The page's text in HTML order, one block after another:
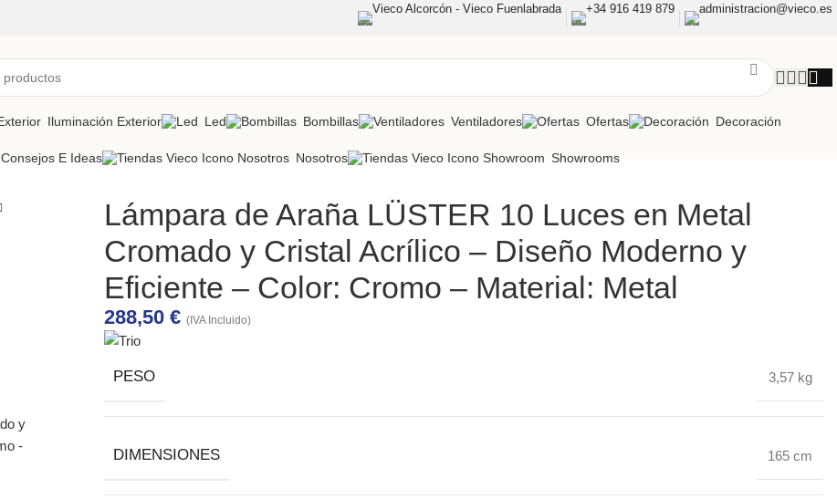
Vieco Alcorcón - Vieco Fuenlabrada +34 916 419 879 administracion@vieco.es
Iluminación Exterior Led Bombillas Ventiladores Ofertas Decoración
Consejos E Ideas Nosotros Showrooms
Lámpara de Araña LÜSTER 10 Luces en Metal
Cromado y Cristal Acrílico – Diseño Moderno y
Eficiente – Color: Cromo – Material: Metal
288,50 € (IVA Incluido)
PESO 3,57 kg
DIMENSIONES 165 cm